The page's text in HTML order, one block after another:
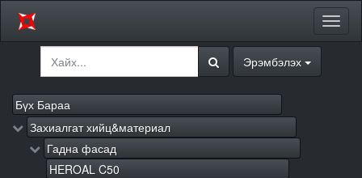
Эрэмбэлэх
Бүх Бараа
Захиалгат хийц&материал
Гадна фасад
HEROAL C50